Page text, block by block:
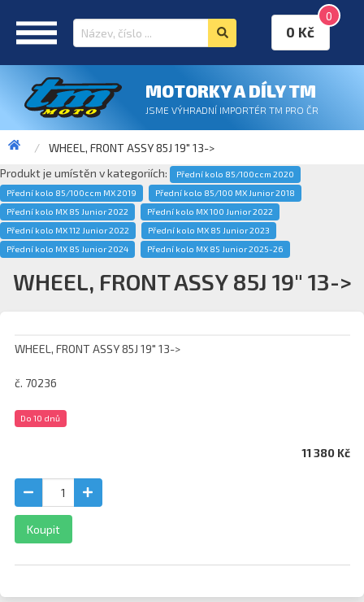
0
0 Kč
MOTORKY A DÍLY TM
JSME VÝHRADNÍ IMPORTÉR TM PRO ČR
WHEEL, FRONT ASSY 85J 19" 13->
Produkt je umístěn v kategoriích:
Přední kolo 85/100ccm 2020
Přední kolo 85/100ccm MX 2019
Přední kolo 85/100 MX Junior 2018
Přední kolo MX 85 Junior 2022
Přední kolo MX 100 Junior 2022
Přední kolo MX 112 Junior 2022
Přední kolo MX 85 Junior 2023
Přední kolo MX 85 Junior 2024
Přední kolo MX 85 Junior 2025-26
WHEEL, FRONT ASSY 85J 19" 13->
WHEEL, FRONT ASSY 85J 19" 13->
č. 70236
Do 10 dnů
11 380 Kč
Koupit